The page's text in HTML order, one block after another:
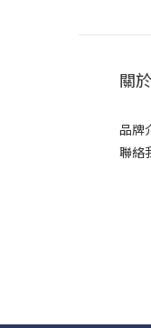
關
品牌
聯絡